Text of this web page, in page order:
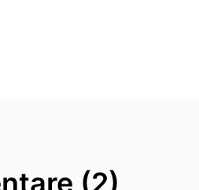
(2)